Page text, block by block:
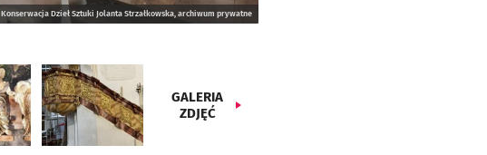
Konserwacja Dzieł Sztuki Jolanta Strzałkowska, archiwum prywatne
GALERIA
ZDJĘĆ